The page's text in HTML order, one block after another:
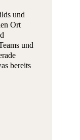
und
Ort
und
bereits